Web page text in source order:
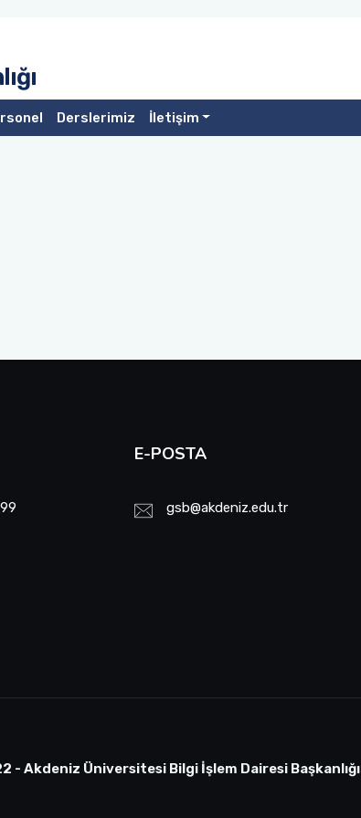
Derslerimiz İletişim
E-POSTA
gsb@akdeniz.edu.tr
- Akdeniz Üniversitesi Bilgi İşlem Dairesi Başkanlığı